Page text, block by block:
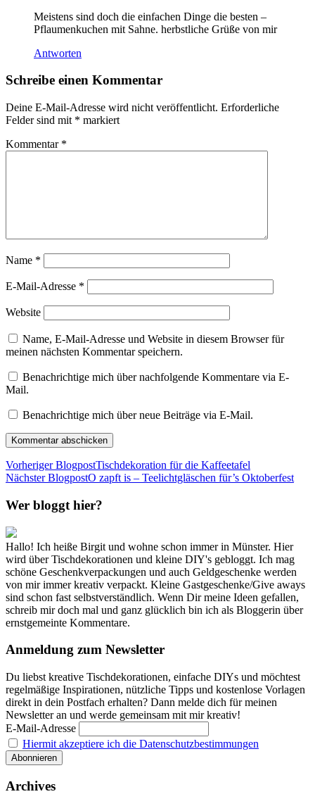
Meistens sind doch die einfachen Dinge die besten –
Pflaumenkuchen mit Sahne. herbstliche Grüße von mir
Antworten
Schreibe einen Kommentar
Deine E-Mail-Adresse wird nicht veröffentlicht. Erforderliche
Felder sind mit * markiert
Kommentar *
Name *
E-Mail-Adresse *
Website
Name, E-Mail-Adresse und Website in diesem Browser für
meinen nächsten Kommentar speichern.
Benachrichtige mich über nachfolgende Kommentare via E-
Mail.
Benachrichtige mich über neue Beiträge via E-Mail.
Vorheriger BlogpostTischdekoration für die Kaffeetafel
Nächster BlogpostO zapft is – Teelichtgläschen für’s Oktoberfest
Wer bloggt hier?
Hallo! Ich heiße Birgit und wohne schon immer in Münster. Hier
wird über Tischdekorationen und kleine DIY's gebloggt. Ich mag
schöne Geschenkverpackungen und auch Geldgeschenke werden
von mir immer kreativ verpackt. Kleine Gastgeschenke/Give aways
sind schon fast selbstverständlich. Wenn Dir meine Ideen gefallen,
schreib mir doch mal und ganz glücklich bin ich als Bloggerin über
ernstgemeinte Kommentare.
Anmeldung zum Newsletter
Du liebst kreative Tischdekorationen, einfache DIYs und möchtest
regelmäßige Inspirationen, nützliche Tipps und kostenlose Vorlagen
direkt in dein Postfach erhalten? Dann melde dich für meinen
Newsletter an und werde gemeinsam mit mir kreativ!
E-Mail-Adresse
Hiermit akzeptiere ich die Datenschutzbestimmungen
Archives